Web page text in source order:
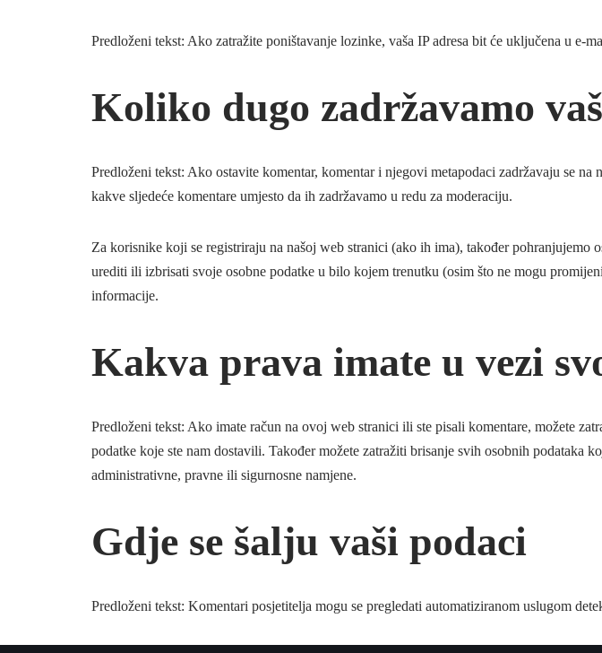
Predloženi tekst: Ako zatražite poništavanje lozinke, vaša IP adresa bit će uključena u e-
Koliko dugo zadržavamo
Predloženi tekst: Ako ostavite komentar, komentar i njegovi metapodaci zadržavaju se
kakve sljedeće komentare umjesto da ih zadržavamo u redu za moderaciju.
Za korisnike koji se registriraju na našoj web stranici (ako ih ima), također
urediti ili izbrisati svoje osobne podatke u bilo kojem trenutku (osim što ne mogu
informacije.
Kakva prava imate u vezi
Predloženi tekst: Ako imate račun na ovoj web stranici ili ste pisali komentare, možete
podatke koje ste nam dostavili. Također možete zatražiti brisanje svih osobnih
administrativne, pravne ili sigurnosne namjene.
Gdje se šalju vaši podaci
Predloženi tekst: Komentari posjetitelja mogu se pregledati automatiziranom uslugom